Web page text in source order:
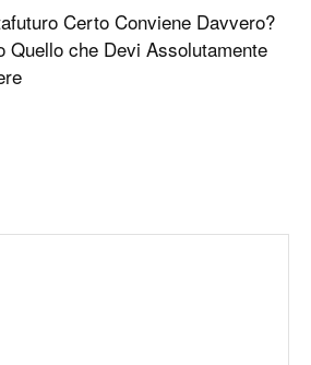
Certo Conviene Davvero?
Quello che Devi Assolutamente